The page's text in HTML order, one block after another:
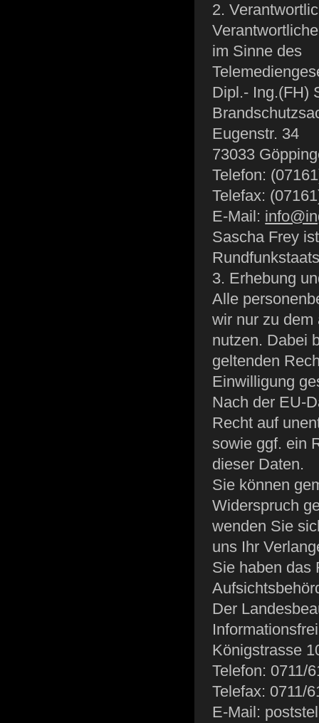
2.
im Sinne des
Dipl.- Ing.(FH)
Eugenstr. 34
73033
Telefon:
Telefax:
E-Mail:
Sascha Frey
3. Erhebung
Alle
wir nur zu dem
nutzen. Dabei
geltenden
Einwilligung
Nach der EU-
Recht auf
sowie ggf. ein
dieser Daten.
Sie können
Widerspruch
wenden Sie
uns Ihr
Sie haben das
Der
Königstrasse
Telefon: 0711/
Telefax: 0711/
E-Mail: